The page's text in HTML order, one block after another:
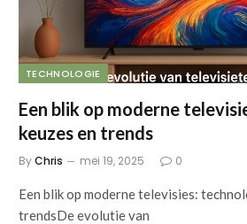
TECHNOLOGIE
Een blik op moderne
keuzes en trends
ByChris mei 19, 2025 0
Een blik op moderne televisies:
trendsDe evolutie van